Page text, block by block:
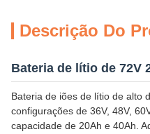
Descrição Do
Bateria de lítio de 72V
Bateria de iões de lítio de alto
configurações de 36V, 48V,
capacidade de 20Ah e 40Ah.